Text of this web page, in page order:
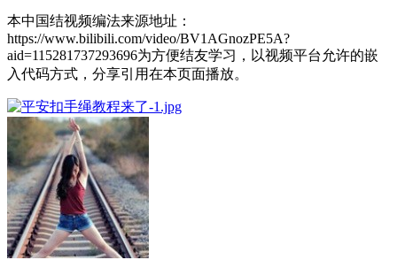
本中国结视频编法来源地址：
https://www.bilibili.com/video/BV1AGnozPE5A?
aid=115281737293696为方便结友学习，以视频平台允许的嵌
入代码方式，分享引用在本页面播放。